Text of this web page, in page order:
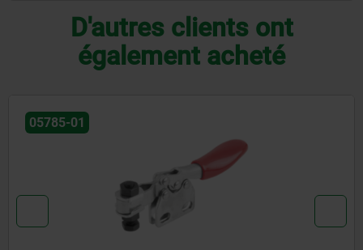
D'autres clients ont
également acheté
05785-01